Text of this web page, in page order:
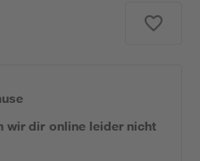
wir dir online leider nicht